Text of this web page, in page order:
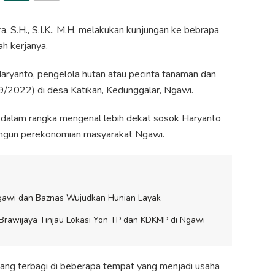
S.I.K., M.H, melakukan kunjungan ke bebrapa
kerjanya.
pengelola hutan atau pecinta tanaman dan
2022) di desa Katikan, Kedunggalar, Ngawi.
rangka mengenal lebih dekat sosok Haryanto
perekonomian masyarakat Ngawi.
dan Baznas Wujudkan Hunian Layak
Tinjau Lokasi Yon TP dan KDKMP di Ngawi
terbagi di beberapa tempat yang menjadi usaha